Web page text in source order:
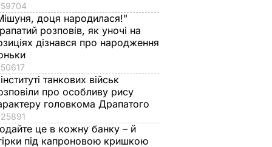
59704
доця народилася!"
розповів, як уночі на
дізнався про народження
50617
танкових військ
про особливу рису
головкома Драпатого
25891
це в кожну банку – й
під капроновою кришкою